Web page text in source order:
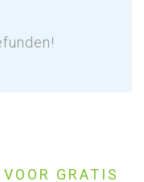
GRATIS